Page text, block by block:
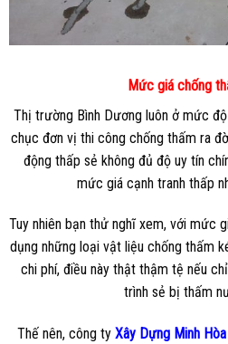
Mức giá chống
Thị trường Bình Dương luôn ở mức
chục đơn vị thi công chống thấm ra
động thấp sẻ không đủ độ uy tín
mức giá cạnh tranh thấp
Tuy nhiên bạn thử nghĩ xem, với mức
dụng những loại vật liệu chống thấm
chi phí, điều này thật thậm tệ nếu
trình sẻ bị thấm
Thế nên, công ty Xây Dựng Minh